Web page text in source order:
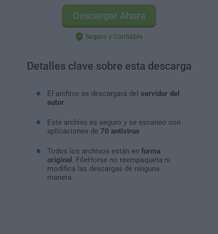
Descargar Ahora
Seguro y Confiable
Detalles clave sobre esta descarga
El archivo se descargará del servidor del
autor
Este archivo es seguro y se escaneó con
aplicaciones de 70 antivirus
Todos los archivos están en forma
original
. FileHorse no reempaqueta ni
modifica las descargas de ninguna
manera